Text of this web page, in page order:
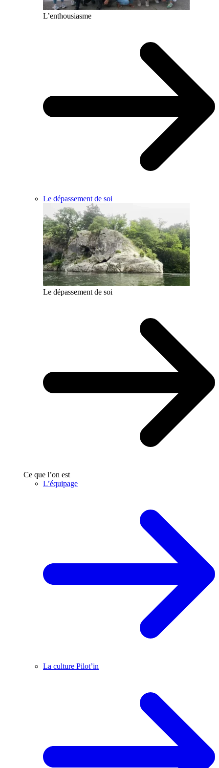
L’enthousiasme
Le dépassement de soi
Le dépassement de soi
Ce que l’on est
L’équipage
La culture Pilot’in